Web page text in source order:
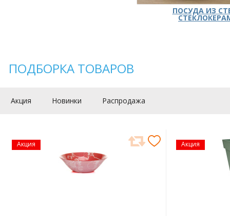
ПОСУДА ИЗ
ПОДБОРКА ТОВАРОВ
Акция Новинки Распродажа
Акция Акция